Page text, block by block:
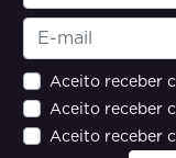
Aceito receber
Aceito receber
Aceito receber